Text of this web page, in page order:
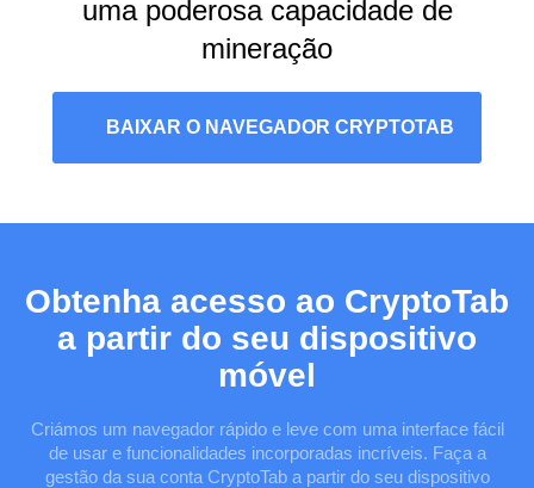
uma poderosa capacidade de
mineração
BAIXAR O NAVEGADOR CRYPTOTAB
Obtenha acesso ao CryptoTab
a partir do seu dispositivo
móvel
Criámos um navegador rápido e leve com uma interface fácil
de usar e funcionalidades incorporadas incríveis. Faça a
gestão da sua conta CryptoTab a partir do seu dispositivo